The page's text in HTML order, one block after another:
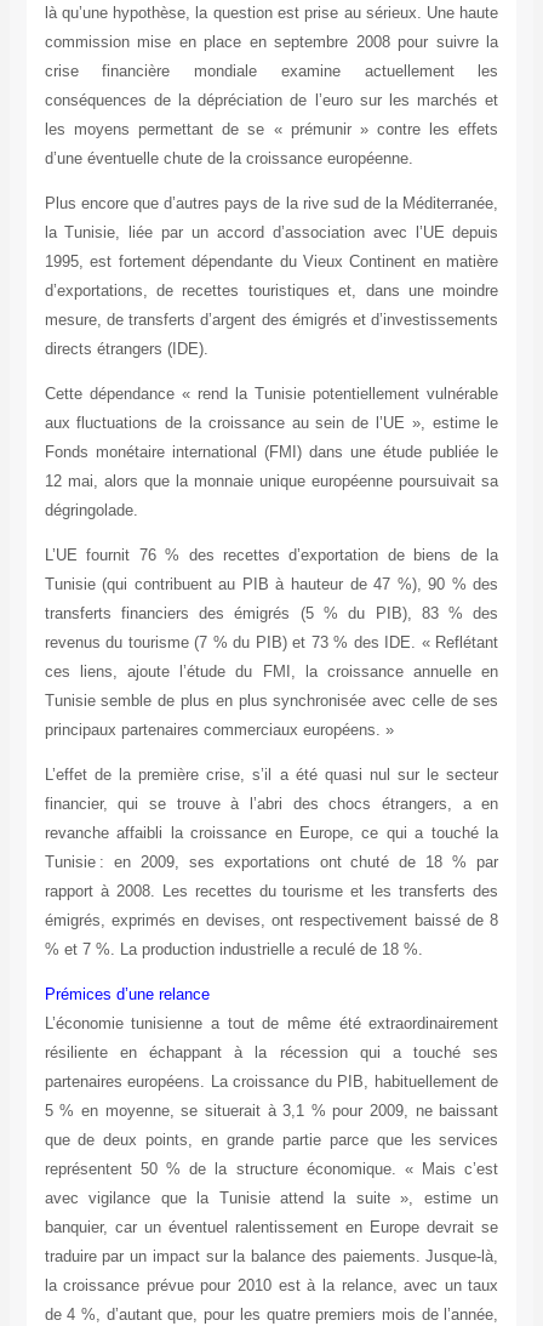
là qu’une hypothèse, la question est prise au sérieux. Une haute
commission mise en place en septembre 2008 pour suivre la
crise financière mondiale examine actuellement les
conséquences de la dépréciation de l’euro sur les marchés et
les moyens permettant de se « prémunir » contre les effets
d’une éventuelle chute de la croissance européenne.
Plus encore que d’autres pays de la rive sud de la Méditerranée,
la Tunisie, liée par un accord d’association avec l’UE depuis
1995, est fortement dépendante du Vieux Continent en matière
d’exportations, de recettes touristiques et, dans une moindre
mesure, de transferts d’argent des émigrés et d’investissements
directs étrangers (IDE).
Cette dépendance « rend la Tunisie potentiellement vulnérable
aux fluctuations de la croissance au sein de l’UE », estime le
Fonds monétaire international (FMI) dans une étude publiée le
12 mai, alors que la monnaie unique européenne poursuivait sa
dégringolade.
L’UE fournit 76 % des recettes d’exportation de biens de la
Tunisie (qui contribuent au PIB à hauteur de 47 %), 90 % des
transferts financiers des émigrés (5 % du PIB), 83 % des
revenus du tourisme (7 % du PIB) et 73 % des IDE. « Reflétant
ces liens, ajoute l’étude du FMI, la croissance annuelle en
Tunisie semble de plus en plus synchronisée avec celle de ses
principaux partenaires commerciaux européens. »
L’effet de la première crise, s’il a été quasi nul sur le secteur
financier, qui se trouve à l’abri des chocs étrangers, a en
revanche affaibli la croissance en Europe, ce qui a touché la
Tunisie : en 2009, ses exportations ont chuté de 18 % par
rapport à 2008. Les recettes du tourisme et les transferts des
émigrés, exprimés en devises, ont respectivement baissé de 8
% et 7 %. La production industrielle a reculé de 18 %.
Prémices d’une relance
L’économie tunisienne a tout de même été extraordinairement
résiliente en échappant à la récession qui a touché ses
partenaires européens. La croissance du PIB, habituellement de
5 % en moyenne, se situerait à 3,1 % pour 2009, ne baissant
que de deux points, en grande partie parce que les services
représentent 50 % de la structure économique. « Mais c’est
avec vigilance que la Tunisie attend la suite », estime un
banquier, car un éventuel ralentissement en Europe devrait se
traduire par un impact sur la balance des paiements. Jusque-là,
la croissance prévue pour 2010 est à la relance, avec un taux
de 4 %, d’autant que, pour les quatre premiers mois de l’année,